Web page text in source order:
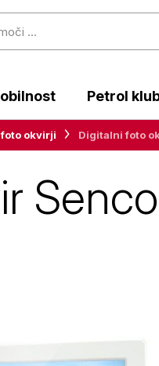
Petrol
okvirji Digitalni foto